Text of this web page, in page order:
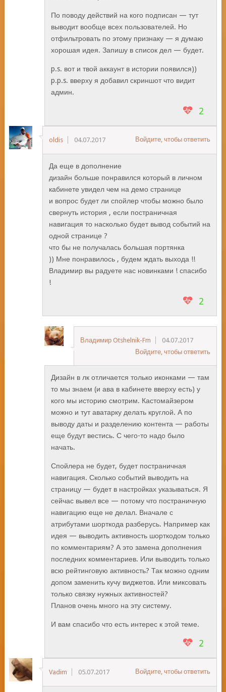
По поводу действий на кого подписан — тут
выводит вообще всех пользователей. Но
отфильтровать по этому признаку — я думаю
хорошая идея. Запишу в список дел — будет.
p.s. вот и твой аккаунт в истории появился))
p.p.s. вверху я добавил скриншот что видит
админ.
2
oldis 04.07.2017 Войдите, чтобы ответить
Да еще в дополнение
дизайн больше понравился который в личном
кабинете увидел чем на демо странице
и вопрос будет ли спойлер чтобы можно было
свернуть история , если постраничная
навигация то насколько будет вывод событий на
одной странице ?
что бы не получалась большая портянка
)) Мне понравилось , будем ждать выхода !!
Владимир вы радуете нас новинками ! спасибо
!
2
Владимир Otshelnik-Fm
04.07.2017
Войдите, чтобы ответить
Дизайн в лк отличается только иконками — там
то мы знаем (и ава в кабинете вверху есть) у
кого мы историю смотрим. Кастомайзером
можно и тут аватарку делать круглой. А по
выводу даты и разделению контента — работы
еще будут вестись. С чего-то надо было
начать.
Спойлера не будет, будет постраничная
навигация. Сколько событий выводить на
страницу — будет в настройках указываться. Я
сейчас вывел все — потому что постраничную
навигацию еще не делал. Вначале с
атрибутами шорткода разберусь. Например как
идея — выводить активность шорткодом только
по комментариям? А это замена дополнения
последних комментариев. Или выводить только
всю рейтинговую активность? Так можно одним
допом заменить кучу виджетов. Или миксовать
только связку нужных активностей?
Планов очень много на эту систему.
И вам спасибо что есть интерес к этой теме.
2
Vadim 05.07.2017 Войдите, чтобы ответить